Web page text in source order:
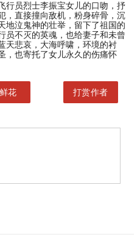
行员烈士李振宝女儿的口吻，抒
，直接撞向敌机，粉身碎骨，沉
地泣鬼神的壮举，留下了祖国的
员不灭的英魂，也给妻子和未曾
天悲哀，大海呼啸，环境的衬
，也寄托了女儿永久的伤痛怀
花 打赏作者